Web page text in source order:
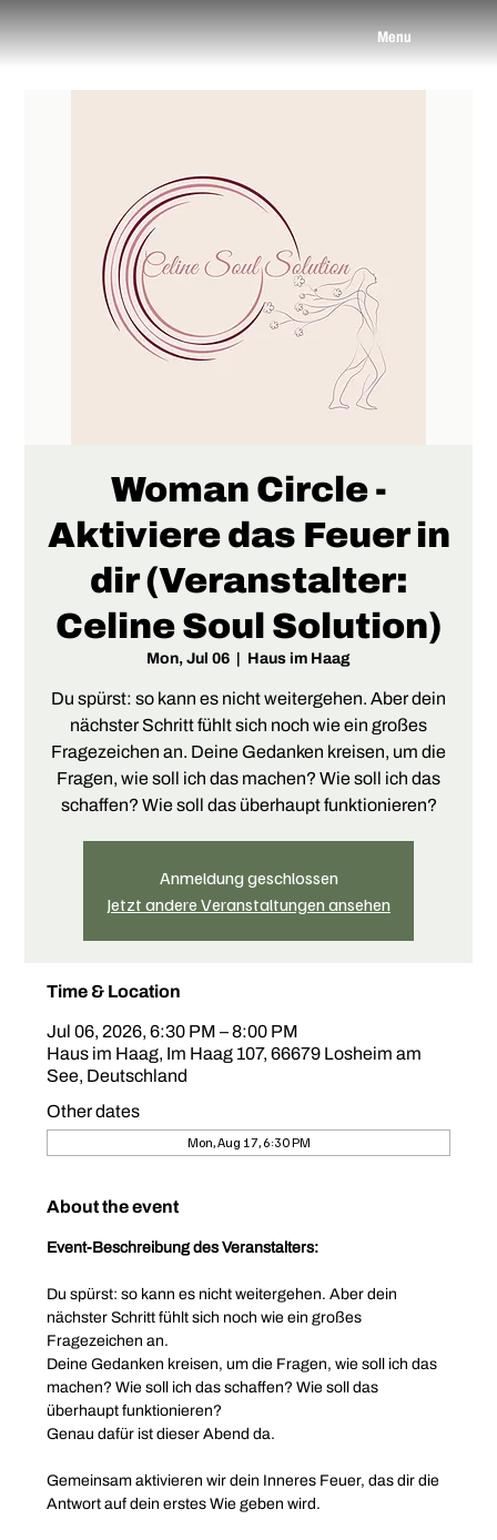
Menu
Woman Circle -
Aktiviere das Feuer in
dir (Veranstalter:
Celine Soul Solution)
Mon, Jul 06 Haus im Haag
Du spürst: so kann es nicht weitergehen. Aber dein
nächster Schritt fühlt sich noch wie ein großes
Fragezeichen an. Deine Gedanken kreisen, um die
Fragen, wie soll ich das machen? Wie soll ich das
schaffen? Wie soll das überhaupt funktionieren?
Anmeldung geschlossen
Jetzt andere Veranstaltungen ansehen
Time & Location
Jul 06, 2026, 6:30 PM – 8:00 PM
Haus im Haag, Im Haag 107, 66679 Losheim am
See, Deutschland
Other dates
Mon, Aug 17, 6:30 PM
About the event
Event-Beschreibung des Veranstalters:
Du spürst: so kann es nicht weitergehen. Aber dein
nächster Schritt fühlt sich noch wie ein großes
Fragezeichen an.
Deine Gedanken kreisen, um die Fragen, wie soll ich das
machen? Wie soll ich das schaffen? Wie soll das
überhaupt funktionieren?
Genau dafür ist dieser Abend da.
Gemeinsam aktivieren wir dein Inneres Feuer, das dir die
Antwort auf dein erstes Wie geben wird.